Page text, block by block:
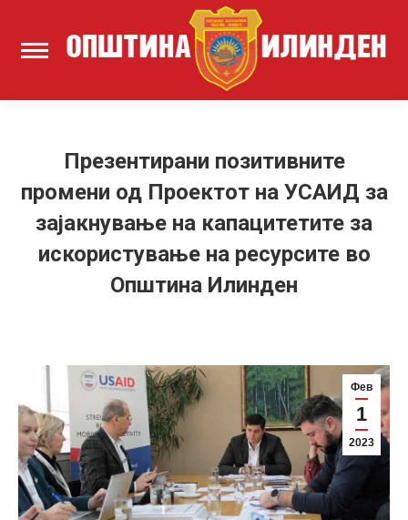
Презентирани позитивните
промени од Проектот на УСАИД за
зајакнување на капацитетите за
искористување на ресурсите во
Општина Илинден
Фев
1
2023